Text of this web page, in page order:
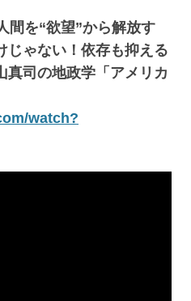
間を“欲望”から解放す
じゃない！依存も抑える
司の地政学「アメリカ
watch?